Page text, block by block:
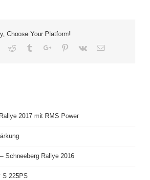
Choose Your Platform!
Reddit TumblrGoogle+Pinterest
Vk Email
2017 mit RMS Power
Schneeberg Rallye 2016
S 225PS